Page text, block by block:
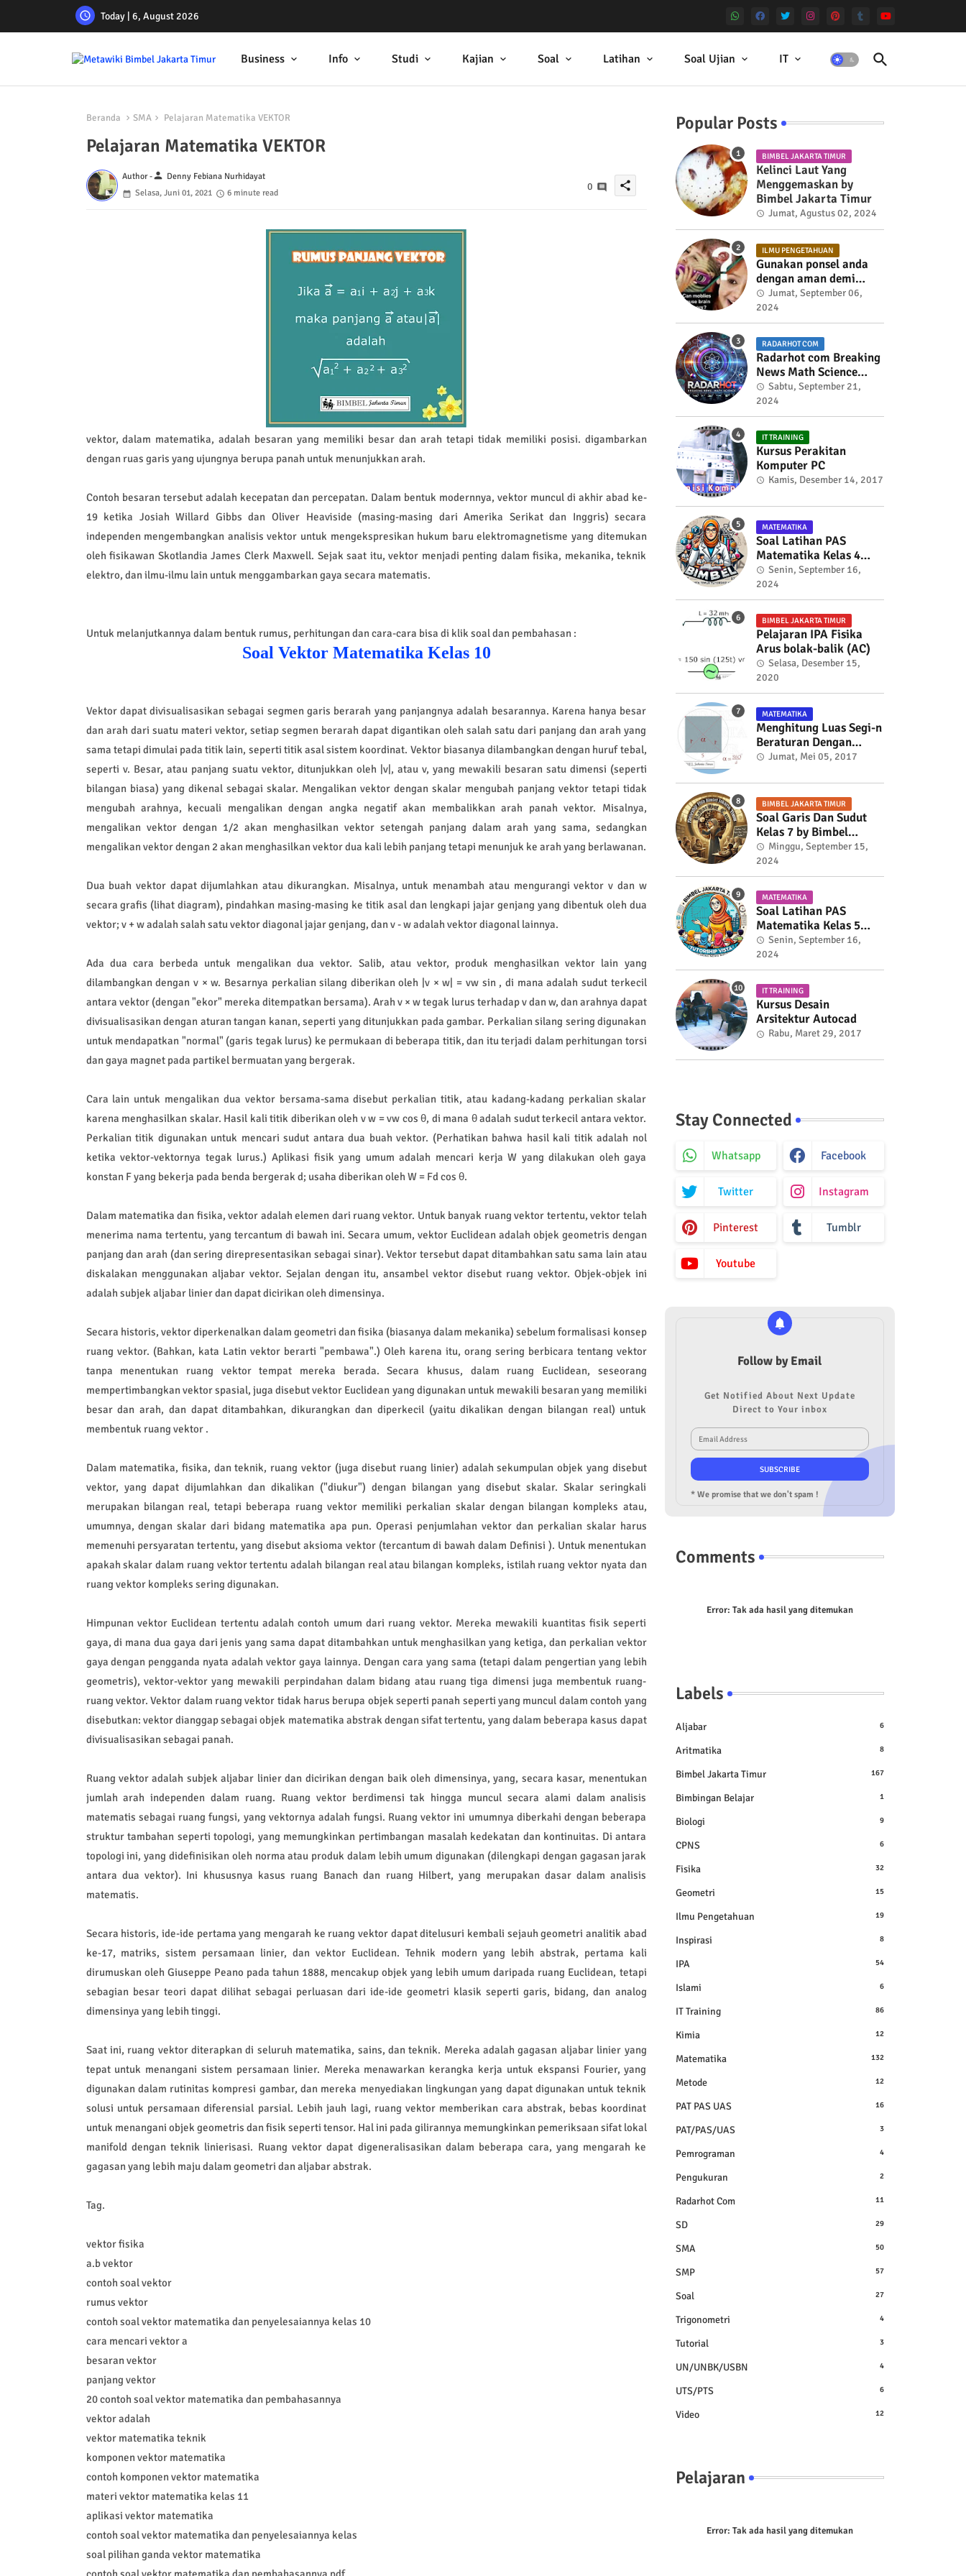
Today | 6, August 2026
Business Info Studi Kajian Soal Latihan Soal Ujian IT
Beranda SMA Pelajaran Matematika VEKTOR
Pelajaran Matematika VEKTOR
Author -person Denny Febiana Nurhidayat
Selasa, Juni 01, 2021
6 minute read
0 share
vektor, dalam matematika, adalah besaran yang memiliki besar dan arah tetapi tidak memiliki posisi. digambarkan
dengan ruas garis yang ujungnya berupa panah untuk menunjukkan arah.
Contoh besaran tersebut adalah kecepatan dan percepatan. Dalam bentuk modernnya, vektor muncul di akhir abad ke-
19 ketika Josiah Willard Gibbs dan Oliver Heaviside (masing-masing dari Amerika Serikat dan Inggris) secara
independen mengembangkan analisis vektor untuk mengekspresikan hukum baru elektromagnetisme yang ditemukan
oleh fisikawan Skotlandia James Clerk Maxwell. Sejak saat itu, vektor menjadi penting dalam fisika, mekanika, teknik
elektro, dan ilmu-ilmu lain untuk menggambarkan gaya secara matematis.
Untuk melanjutkannya dalam bentuk rumus, perhitungan dan cara-cara bisa di klik soal dan pembahasan :
Soal Vektor Matematika Kelas 10
Vektor dapat divisualisasikan sebagai segmen garis berarah yang panjangnya adalah besarannya. Karena hanya besar
dan arah dari suatu materi vektor, setiap segmen berarah dapat digantikan oleh salah satu dari panjang dan arah yang
sama tetapi dimulai pada titik lain, seperti titik asal sistem koordinat. Vektor biasanya dilambangkan dengan huruf tebal,
seperti v. Besar, atau panjang suatu vektor, ditunjukkan oleh |v|, atau v, yang mewakili besaran satu dimensi (seperti
bilangan biasa) yang dikenal sebagai skalar. Mengalikan vektor dengan skalar mengubah panjang vektor tetapi tidak
mengubah arahnya, kecuali mengalikan dengan angka negatif akan membalikkan arah panah vektor. Misalnya,
mengalikan vektor dengan 1/2 akan menghasilkan vektor setengah panjang dalam arah yang sama, sedangkan
mengalikan vektor dengan 2 akan menghasilkan vektor dua kali lebih panjang tetapi menunjuk ke arah yang berlawanan.
Dua buah vektor dapat dijumlahkan atau dikurangkan. Misalnya, untuk menambah atau mengurangi vektor v dan w
secara grafis (lihat diagram), pindahkan masing-masing ke titik asal dan lengkapi jajar genjang yang dibentuk oleh dua
vektor; v + w adalah salah satu vektor diagonal jajar genjang, dan v - w adalah vektor diagonal lainnya.
Ada dua cara berbeda untuk mengalikan dua vektor. Salib, atau vektor, produk menghasilkan vektor lain yang
dilambangkan dengan v × w. Besarnya perkalian silang diberikan oleh |v × w| = vw sin , di mana adalah sudut terkecil
antara vektor (dengan "ekor" mereka ditempatkan bersama). Arah v × w tegak lurus terhadap v dan w, dan arahnya dapat
divisualisasikan dengan aturan tangan kanan, seperti yang ditunjukkan pada gambar. Perkalian silang sering digunakan
untuk mendapatkan "normal" (garis tegak lurus) ke permukaan di beberapa titik, dan itu terjadi dalam perhitungan torsi
dan gaya magnet pada partikel bermuatan yang bergerak.
Cara lain untuk mengalikan dua vektor bersama-sama disebut perkalian titik, atau kadang-kadang perkalian skalar
karena menghasilkan skalar. Hasil kali titik diberikan oleh v w = vw cos θ, di mana θ adalah sudut terkecil antara vektor.
Perkalian titik digunakan untuk mencari sudut antara dua buah vektor. (Perhatikan bahwa hasil kali titik adalah nol
ketika vektor-vektornya tegak lurus.) Aplikasi fisik yang umum adalah mencari kerja W yang dilakukan oleh gaya
konstan F yang bekerja pada benda bergerak d; usaha diberikan oleh W = Fd cos θ.
Dalam matematika dan fisika, vektor adalah elemen dari ruang vektor. Untuk banyak ruang vektor tertentu, vektor telah
menerima nama tertentu, yang tercantum di bawah ini. Secara umum, vektor Euclidean adalah objek geometris dengan
panjang dan arah (dan sering direpresentasikan sebagai sinar). Vektor tersebut dapat ditambahkan satu sama lain atau
diskalakan menggunakan aljabar vektor. Sejalan dengan itu, ansambel vektor disebut ruang vektor. Objek-objek ini
adalah subjek aljabar linier dan dapat dicirikan oleh dimensinya.
Secara historis, vektor diperkenalkan dalam geometri dan fisika (biasanya dalam mekanika) sebelum formalisasi konsep
ruang vektor. (Bahkan, kata Latin vektor berarti "pembawa".) Oleh karena itu, orang sering berbicara tentang vektor
tanpa menentukan ruang vektor tempat mereka berada. Secara khusus, dalam ruang Euclidean, seseorang
mempertimbangkan vektor spasial, juga disebut vektor Euclidean yang digunakan untuk mewakili besaran yang memiliki
besar dan arah, dan dapat ditambahkan, dikurangkan dan diperkecil (yaitu dikalikan dengan bilangan real) untuk
membentuk ruang vektor .
Dalam matematika, fisika, dan teknik, ruang vektor (juga disebut ruang linier) adalah sekumpulan objek yang disebut
vektor, yang dapat dijumlahkan dan dikalikan ("diukur") dengan bilangan yang disebut skalar. Skalar seringkali
merupakan bilangan real, tetapi beberapa ruang vektor memiliki perkalian skalar dengan bilangan kompleks atau,
umumnya, dengan skalar dari bidang matematika apa pun. Operasi penjumlahan vektor dan perkalian skalar harus
memenuhi persyaratan tertentu, yang disebut aksioma vektor (tercantum di bawah dalam Definisi ). Untuk menentukan
apakah skalar dalam ruang vektor tertentu adalah bilangan real atau bilangan kompleks, istilah ruang vektor nyata dan
ruang vektor kompleks sering digunakan.
Himpunan vektor Euclidean tertentu adalah contoh umum dari ruang vektor. Mereka mewakili kuantitas fisik seperti
gaya, di mana dua gaya dari jenis yang sama dapat ditambahkan untuk menghasilkan yang ketiga, dan perkalian vektor
gaya dengan pengganda nyata adalah vektor gaya lainnya. Dengan cara yang sama (tetapi dalam pengertian yang lebih
geometris), vektor-vektor yang mewakili perpindahan dalam bidang atau ruang tiga dimensi juga membentuk ruang-
ruang vektor. Vektor dalam ruang vektor tidak harus berupa objek seperti panah seperti yang muncul dalam contoh yang
disebutkan: vektor dianggap sebagai objek matematika abstrak dengan sifat tertentu, yang dalam beberapa kasus dapat
divisualisasikan sebagai panah.
Ruang vektor adalah subjek aljabar linier dan dicirikan dengan baik oleh dimensinya, yang, secara kasar, menentukan
jumlah arah independen dalam ruang. Ruang vektor berdimensi tak hingga muncul secara alami dalam analisis
matematis sebagai ruang fungsi, yang vektornya adalah fungsi. Ruang vektor ini umumnya diberkahi dengan beberapa
struktur tambahan seperti topologi, yang memungkinkan pertimbangan masalah kedekatan dan kontinuitas. Di antara
topologi ini, yang didefinisikan oleh norma atau produk dalam lebih umum digunakan (dilengkapi dengan gagasan jarak
antara dua vektor). Ini khususnya kasus ruang Banach dan ruang Hilbert, yang merupakan dasar dalam analisis
matematis.
Secara historis, ide-ide pertama yang mengarah ke ruang vektor dapat ditelusuri kembali sejauh geometri analitik abad
ke-17, matriks, sistem persamaan linier, dan vektor Euclidean. Tehnik modern yang lebih abstrak, pertama kali
dirumuskan oleh Giuseppe Peano pada tahun 1888, mencakup objek yang lebih umum daripada ruang Euclidean, tetapi
sebagian besar teori dapat dilihat sebagai perluasan dari ide-ide geometri klasik seperti garis, bidang, dan analog
dimensinya yang lebih tinggi.
Saat ini, ruang vektor diterapkan di seluruh matematika, sains, dan teknik. Mereka adalah gagasan aljabar linier yang
tepat untuk menangani sistem persamaan linier. Mereka menawarkan kerangka kerja untuk ekspansi Fourier, yang
digunakan dalam rutinitas kompresi gambar, dan mereka menyediakan lingkungan yang dapat digunakan untuk teknik
solusi untuk persamaan diferensial parsial. Lebih jauh lagi, ruang vektor memberikan cara abstrak, bebas koordinat
untuk menangani objek geometris dan fisik seperti tensor. Hal ini pada gilirannya memungkinkan pemeriksaan sifat lokal
manifold dengan teknik linierisasi. Ruang vektor dapat digeneralisasikan dalam beberapa cara, yang mengarah ke
gagasan yang lebih maju dalam geometri dan aljabar abstrak.
Tag.
vektor fisika
a.b vektor
contoh soal vektor
rumus vektor
contoh soal vektor matematika dan penyelesaiannya kelas 10
cara mencari vektor a
besaran vektor
panjang vektor
20 contoh soal vektor matematika dan pembahasannya
vektor adalah
vektor matematika teknik
komponen vektor matematika
contoh komponen vektor matematika
materi vektor matematika kelas 11
aplikasi vektor matematika
contoh soal vektor matematika dan penyelesaiannya kelas
soal pilihan ganda vektor matematika
Popular Posts
BIMBEL JAKARTA TIMUR
Kelinci Laut Yang
Menggemaskan by
Bimbel Jakarta Timur
Jumat, Agustus 02, 2024
ILMU PENGETAHUAN
Gunakan ponsel anda
dengan aman demi
kesehatan
Jumat, September 06,
2024
RADARHOT COM
Radarhot com Breaking
News Math Science
education
Sabtu, September 21,
2024
IT TRAINING
Kursus Perakitan
Komputer PC
Kamis, Desember 14, 2017
MATEMATIKA
Soal Latihan PAS
Matematika Kelas 4
Semester 2
Senin, September 16,
2024
BIMBEL JAKARTA TIMUR
Pelajaran IPA Fisika
Arus bolak-balik (AC)
Selasa, Desember 15,
2020
MATEMATIKA
Menghitung Luas Segi-n
Beraturan Dengan
Trigonometri
Jumat, Mei 05, 2017
BIMBEL JAKARTA TIMUR
Soal Garis Dan Sudut
Kelas 7 by Bimbel
Jakarta Timur
Minggu, September 15,
2024
MATEMATIKA
Soal Latihan PAS
Matematika Kelas 5
Semester 2
Senin, September 16,
2024
IT TRAINING
Kursus Desain
Arsitektur Autocad
Rabu, Maret 29, 2017
Stay Connected
Whatsapp Facebook
Twitter Instagram
Pinterest Tumblr
Youtube
Follow by Email
Get Notified About Next Update
Direct to Your inbox
* We promise that we don't spam !
Comments
Error: Tak ada hasil yang ditemukan
Labels
Aljabar 6
Aritmatika 8
Bimbel Jakarta Timur 167
Bimbingan Belajar 1
Biologi 9
CPNS 6
Fisika 32
Geometri 15
Ilmu Pengetahuan 19
Inspirasi 8
IPA 54
Islami 6
IT Training 86
Kimia 12
Matematika 132
Metode 12
PAT PAS UAS 16
PAT/PAS/UAS 3
Pemrograman 4
Pengukuran 2
Radarhot Com 11
SD 29
SMA 50
SMP 57
Soal 27
Trigonometri 4
Tutorial 3
UN/UNBK/USBN 4
UTS/PTS 6
Video 12
Pelajaran
Error: Tak ada hasil yang ditemukan